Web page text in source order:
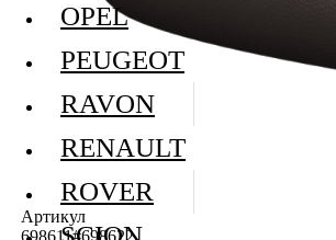
Артикул
698611#698622
OPEL
PEUGEOT
RAVON
RENAULT
ROVER